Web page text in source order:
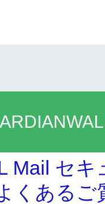
Mail セ
くあるご